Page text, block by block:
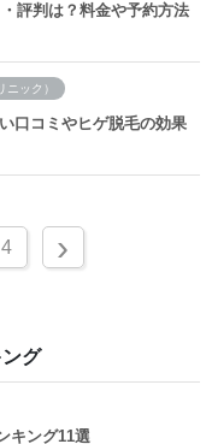
評判は？料金や予約方法
ニック）
口コミやヒゲ脱毛の効果
4 ›
グ
キング11選